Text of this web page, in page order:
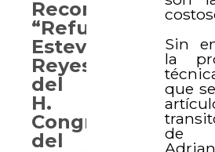
Sin
la
que
de
Reconocimiento
“Refugio
Esteves
Reyes
del
H.
Congreso
del